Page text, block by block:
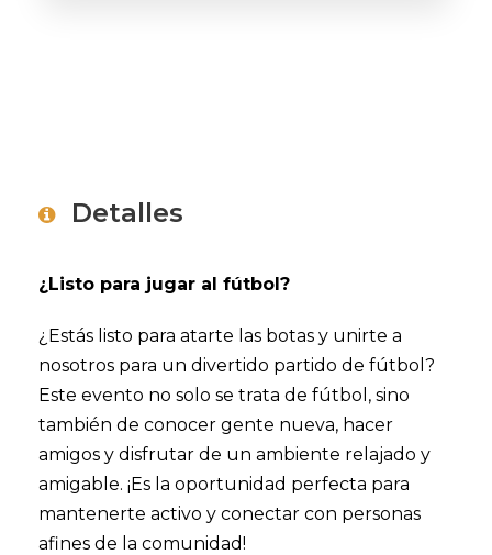
Detalles
¿Listo para jugar al fútbol?
¿Estás listo para atarte las botas y unirte a
nosotros para un divertido partido de fútbol?
Este evento no solo se trata de fútbol, sino
también de conocer gente nueva, hacer
amigos y disfrutar de un ambiente relajado y
amigable. ¡Es la oportunidad perfecta para
mantenerte activo y conectar con personas
afines de la comunidad!